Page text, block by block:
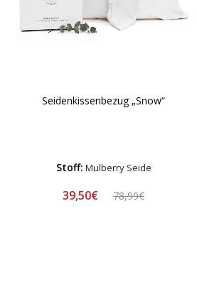
Seidenkissenbezug „Snow“
Stoff: Mulberry Seide
39,50€ 78,99€